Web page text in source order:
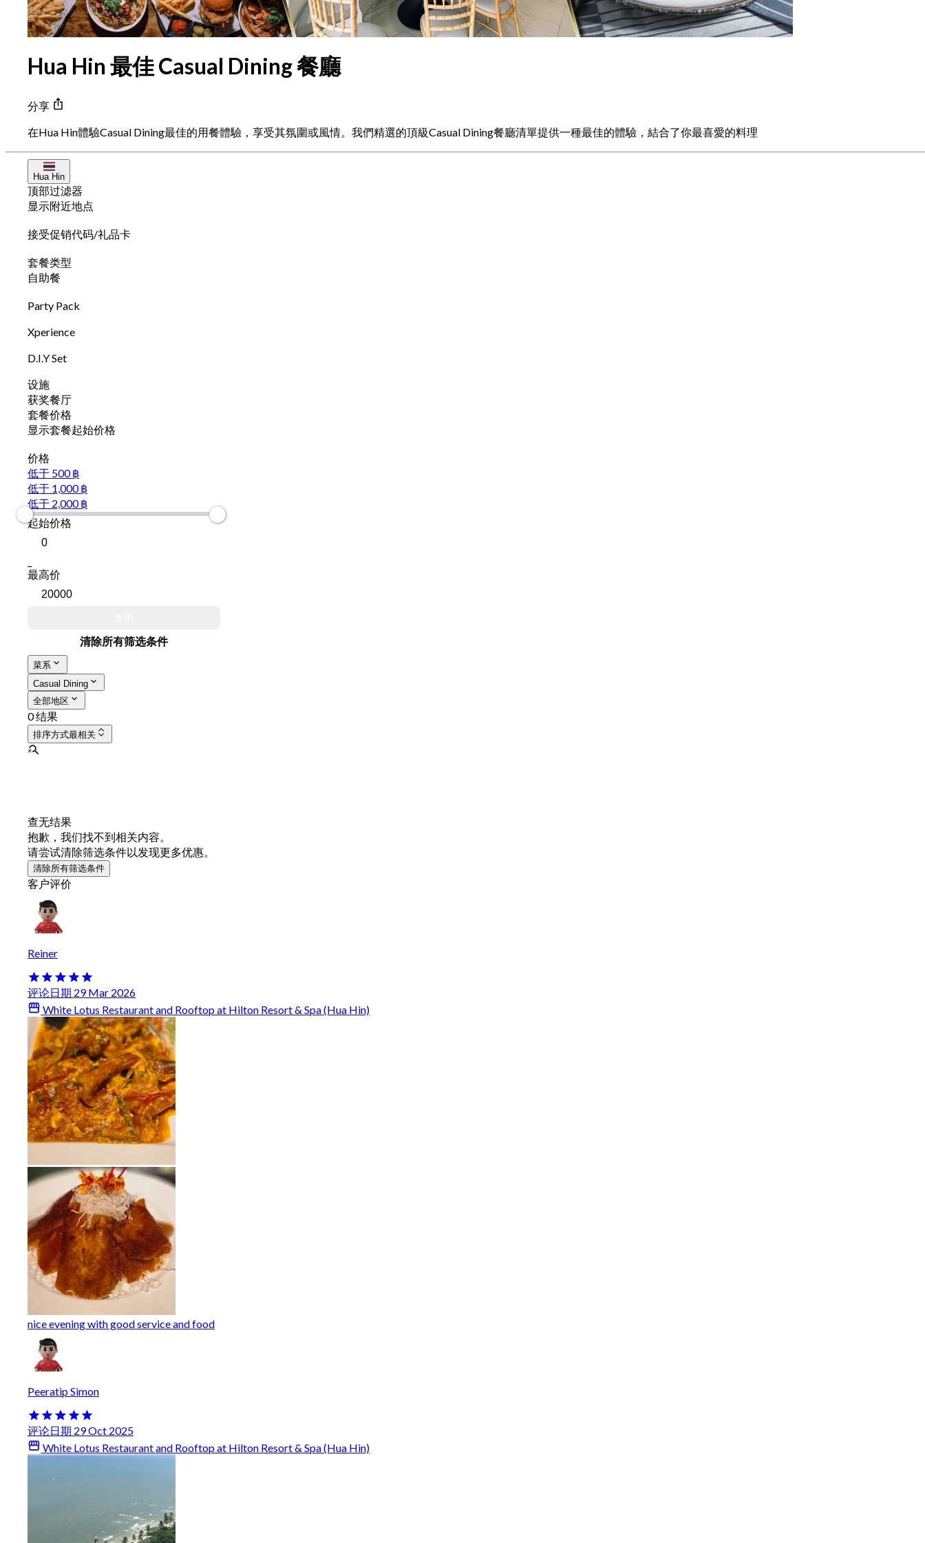
Hua Hin 最佳 Casual Dining 餐廳
分享
在Hua Hin體驗Casual Dining最佳的用餐體驗，享受其氛圍或風情。我們精選的頂級Casual Dining餐廳清單提供一種最佳的體驗，結合了你最喜愛的料理
Hua Hin
顶部过滤器
显示附近地点
接受促销代码/礼品卡
套餐类型
自助餐
Party Pack
Xperience
D.I.Y Set
设施
获奖餐厅
套餐价格
显示套餐起始价格
价格
低于 500 ฿
低于 1,000 ฿
低于 2,000 ฿
起始价格
最高价
清除所有筛选条件
菜系
Casual Dining
全部地区
0 结果
排序方式最相关
查无结果
抱歉，我们找不到相关内容。
请尝试清除筛选条件以发现更多优惠。
清除所有筛选条件
客户评价
Reiner
评论日期 29 Mar 2026
White Lotus Restaurant and Rooftop at Hilton Resort & Spa (Hua Hin)
nice evening with good service and food
Peeratip Simon
评论日期 29 Oct 2025
White Lotus Restaurant and Rooftop at Hilton Resort & Spa (Hua Hin)